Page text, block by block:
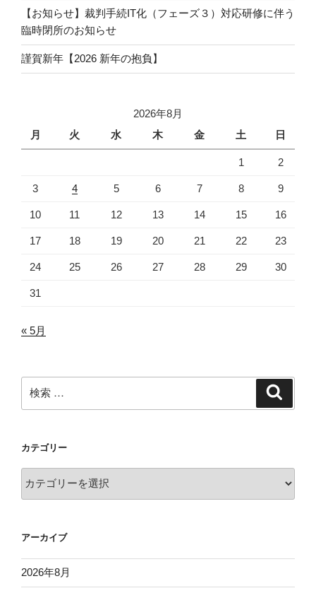
【お知らせ】裁判手続IT化（フェーズ３）対応研修に伴う
臨時閉所のお知らせ
謹賀新年【2026 新年の抱負】
2026年8月
月
火 水 木 金 土 日
1 2
3 4 5 6 7 8 9
10 11 12 13 14 15 16
17 18 19 20 21 22 23
24 25 26 27 28 29 30
31
« 5月
索:
カテゴリー
テ
ー
アーカイブ
2026年8月